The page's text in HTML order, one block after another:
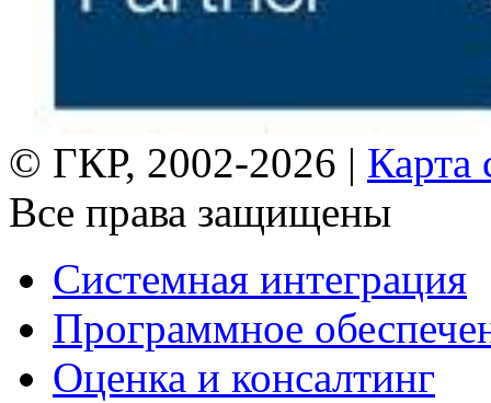
© ГКР, 2002-2026 | Карта
Все права защищены
Системная интеграция
Программное
Оценка и консалтинг